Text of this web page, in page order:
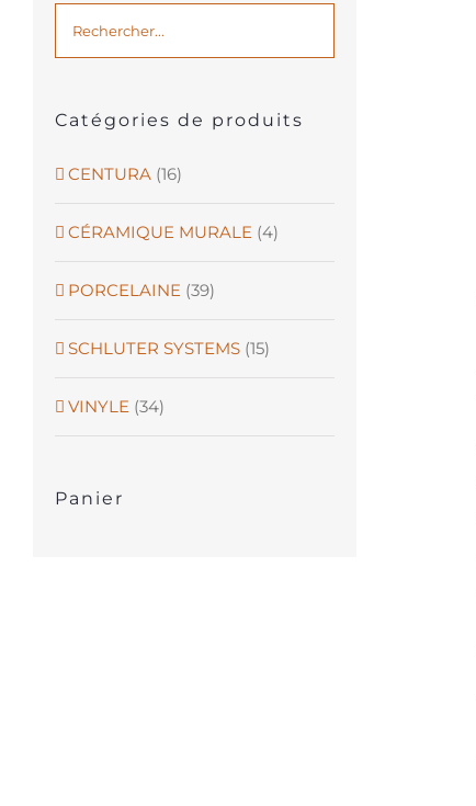
Catégories de produits
CENTURA (16)
CÉRAMIQUE MURALE (4)
PORCELAINE (39)
SCHLUTER SYSTEMS (15)
VINYLE (34)
Panier